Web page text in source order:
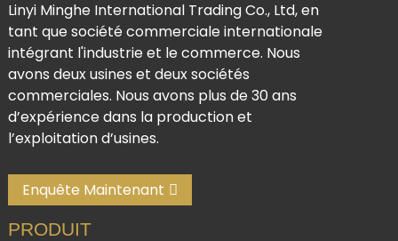
Linyi Minghe International Trading Co., Ltd, en
tant que société commerciale internationale
intégrant l'industrie et le commerce. Nous
avons deux usines et deux sociétés
commerciales. Nous avons plus de 30 ans
d’expérience dans la production et
l’exploitation d’usines.
Enquête Maintenant
PRODUIT